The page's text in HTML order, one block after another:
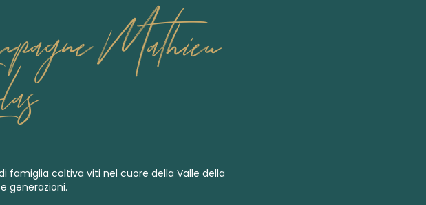
Mathieu
famiglia coltiva viti nel cuore della Valle della
generazioni.